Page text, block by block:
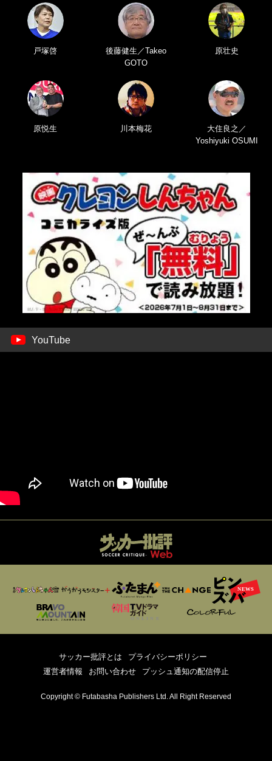
戸塚啓
後藤健生／Takeo
GOTO
原壮史
原悦生 川本梅花
大住良之／
Yoshiyuki OSUMI
YouTube
サッカー批評とは
プライバシーポリシー
運営者情報
お問い合わせ プッシュ通知の配信停止
Copyright © Futabasha Publishers Ltd. All Right Reserved